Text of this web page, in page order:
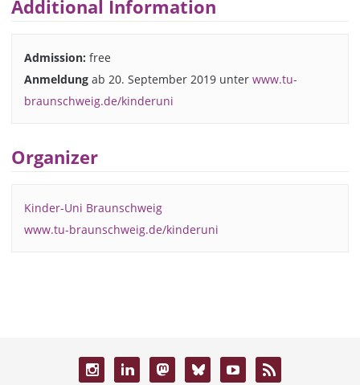
Additional Information
Admission: free
Anmeldungab 20. September 2019 unter www.tu-
braunschweig.de/kinderuni
Organizer
Kinder-Uni Braunschweig
www.tu-braunschweig.de/kinderuni